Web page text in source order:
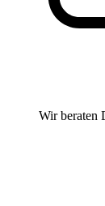
Wir beraten